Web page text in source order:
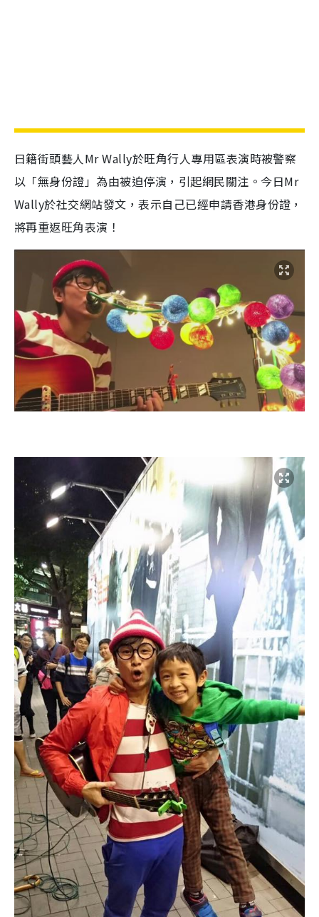
日籍街頭藝人Mr Wally於旺角行人專用區表演時被警察
以「無身份證」為由被迫停演，引起網民關注。今日Mr
Wally於社交網站發文，表示自己已經申請香港身份證，
將再重返旺角表演！